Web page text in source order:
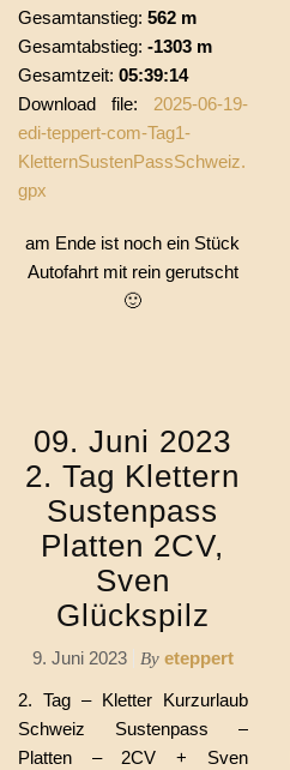
Gesamtanstieg: 562 m
Gesamtabstieg: -1303 m
Gesamtzeit: 05:39:14
Download file: 2025-06-19-
edi-teppert-com-Tag1-
KletternSustenPassSchweiz.
gpx
am Ende ist noch ein Stück
Autofahrt mit rein gerutscht
🙂
09. Juni 2023
2. Tag Klettern
Sustenpass
Platten 2CV,
Sven
Glückspilz
9. Juni 2023 By eteppert
2. Tag – Kletter Kurzurlaub
Schweiz Sustenpass –
Platten – 2CV + Sven